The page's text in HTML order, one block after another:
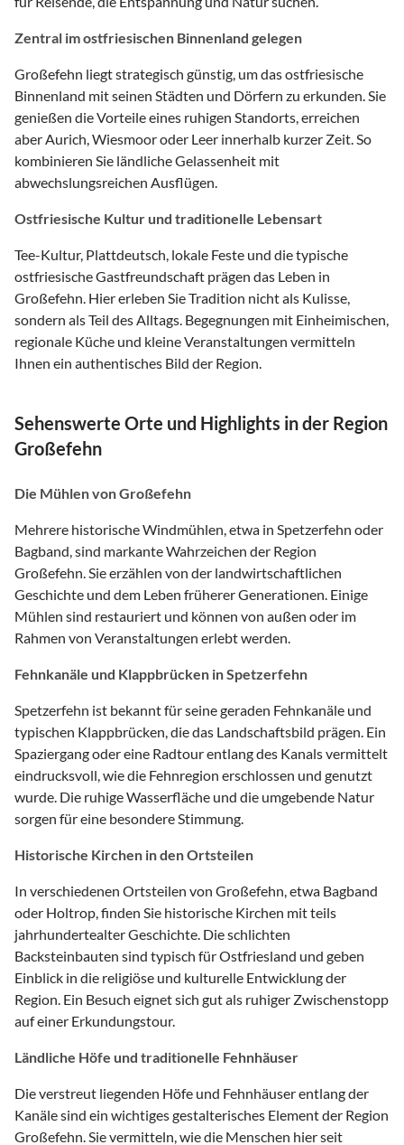
Zentral im ostfriesischen Binnenland gelegen
Großefehn liegt strategisch günstig, um das ostfriesische
Binnenland mit seinen Städten und Dörfern zu erkunden. Sie
genießen die Vorteile eines ruhigen Standorts, erreichen
aber Aurich, Wiesmoor oder Leer innerhalb kurzer Zeit. So
kombinieren Sie ländliche Gelassenheit mit
abwechslungsreichen Ausflügen.
Ostfriesische Kultur und traditionelle Lebensart
Tee-Kultur, Plattdeutsch, lokale Feste und die typische
ostfriesische Gastfreundschaft prägen das Leben in
Großefehn. Hier erleben Sie Tradition nicht als Kulisse,
sondern als Teil des Alltags. Begegnungen mit Einheimischen,
regionale Küche und kleine Veranstaltungen vermitteln
Ihnen ein authentisches Bild der Region.
Sehenswerte Orte und Highlights in der Region
Großefehn
Die Mühlen von Großefehn
Mehrere historische Windmühlen, etwa in Spetzerfehn oder
Bagband, sind markante Wahrzeichen der Region
Großefehn. Sie erzählen von der landwirtschaftlichen
Geschichte und dem Leben früherer Generationen. Einige
Mühlen sind restauriert und können von außen oder im
Rahmen von Veranstaltungen erlebt werden.
Fehnkanäle und Klappbrücken in Spetzerfehn
Spetzerfehn ist bekannt für seine geraden Fehnkanäle und
typischen Klappbrücken, die das Landschaftsbild prägen. Ein
Spaziergang oder eine Radtour entlang des Kanals vermittelt
eindrucksvoll, wie die Fehnregion erschlossen und genutzt
wurde. Die ruhige Wasserfläche und die umgebende Natur
sorgen für eine besondere Stimmung.
Historische Kirchen in den Ortsteilen
In verschiedenen Ortsteilen von Großefehn, etwa Bagband
oder Holtrop, finden Sie historische Kirchen mit teils
jahrhundertealter Geschichte. Die schlichten
Backsteinbauten sind typisch für Ostfriesland und geben
Einblick in die religiöse und kulturelle Entwicklung der
Region. Ein Besuch eignet sich gut als ruhiger Zwischenstopp
auf einer Erkundungstour.
Ländliche Höfe und traditionelle Fehnhäuser
Die verstreut liegenden Höfe und Fehnhäuser entlang der
Kanäle sind ein wichtiges gestalterisches Element der Region
Großefehn. Sie vermitteln, wie die Menschen hier seit